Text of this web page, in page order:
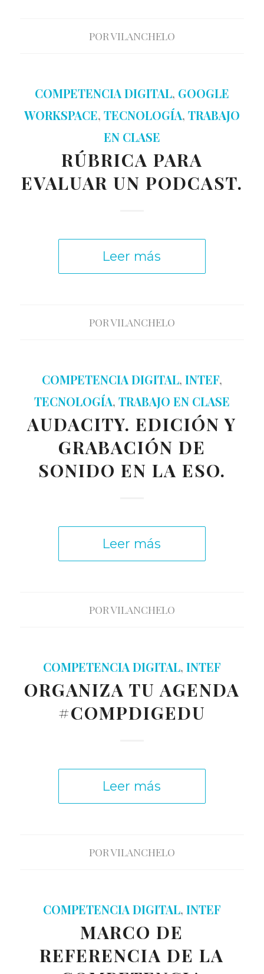
PORVILANCHELO
COMPETENCIA DIGITAL, GOOGLE
WORKSPACE, TECNOLOGÍA, TRABAJO
EN CLASE
RÚBRICA PARA
EVALUAR UN PODCAST.
Leer más
PORVILANCHELO
COMPETENCIA DIGITAL, INTEF,
TECNOLOGÍA, TRABAJO EN CLASE
AUDACITY. EDICIÓN Y
GRABACIÓN DE
SONIDO EN LA ESO.
Leer más
PORVILANCHELO
COMPETENCIA DIGITAL, INTEF
ORGANIZA TU AGENDA
#COMPDIGEDU
Leer más
PORVILANCHELO
COMPETENCIA DIGITAL, INTEF
MARCO DE
REFERENCIA DE LA